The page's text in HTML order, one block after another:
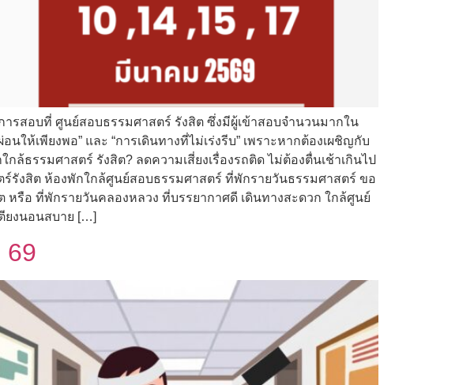
รสอบที่ ศูนย์สอบธรรมศาสตร์ รังสิต ซึ่งมีผู้เข้าสอบจำนวนมากใน
ห้เพียงพอ” และ “การเดินทางที่ไม่เร่งรีบ” เพราะหากต้องเผชิญกับ
ธรรมศาสตร์ รังสิต? ลดความเสี่ยงเรื่องรถติด ไม่ต้องตื่นเช้าเกินไป
รังสิต ห้องพักใกล้ศูนย์สอบธรรมศาสตร์ ที่พักรายวันธรรมศาสตร์ ขอ
รือ ที่พักรายวันคลองหลวง ที่บรรยากาศดี เดินทางสะดวก ใกล้ศูนย์
ยงนอนสบาย […]